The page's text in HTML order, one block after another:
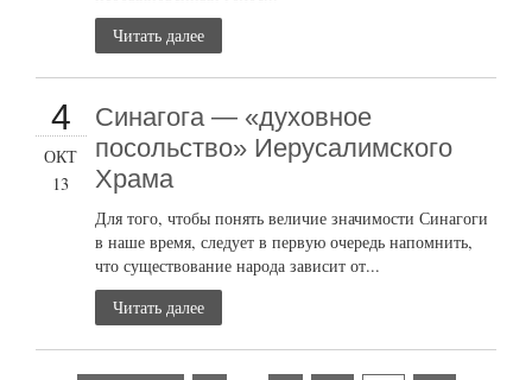
Читать далее
4
ОКТ
13
Синагога — «духовное
посольство» Иерусалимского
Храма
Для того, чтобы понять величие значимости Синагоги
в наше время, следует в первую очередь напомнить,
что существование народа зависит от...
Читать далее